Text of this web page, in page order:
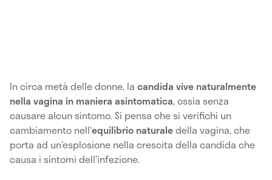
In circa metà delle donne, la candida vive naturalmente
nella vagina in maniera asintomatica, ossia senza
causare alcun sintomo. Si pensa che si verifichi un
cambiamento nell'equilibrio naturaledella vagina, che
porta ad un’esplosione nella crescita della candida che
causa i sintomi dell’infezione.